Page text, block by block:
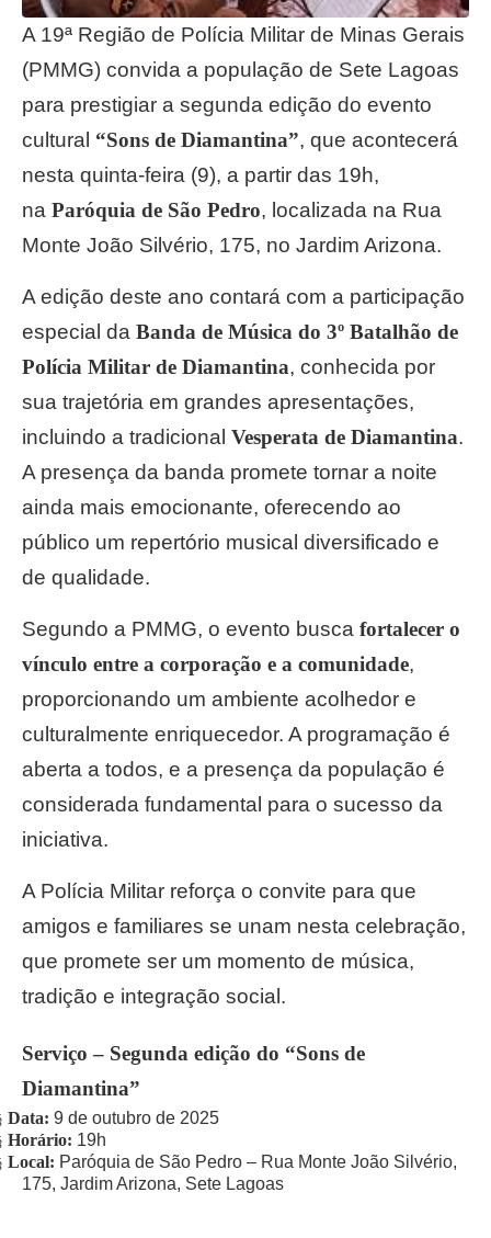
A 19ª Região de Polícia Militar de Minas Gerais
(PMMG) convida a população de Sete Lagoas
para prestigiar a segunda edição do evento
cultural “Sons de Diamantina”, que acontecerá
nesta quinta-feira (9), a partir das 19h,
naParóquia de São Pedro, localizada na Rua
Monte João Silvério, 175, no Jardim Arizona.
A edição deste ano contará com a participação
especial daBanda de Música do 3º Batalhão de
Polícia Militar de Diamantina, conhecida por
sua trajetória em grandes apresentações,
incluindo a tradicionalVesperata de Diamantina.
A presença da banda promete tornar a noite
ainda mais emocionante, oferecendo ao
público um repertório musical diversificado e
de qualidade.
Segundo a PMMG, o evento buscafortalecer o
vínculo entre a corporação e a comunidade,
proporcionando um ambiente acolhedor e
culturalmente enriquecedor. A programação é
aberta a todos, e a presença da população é
considerada fundamental para o sucesso da
iniciativa.
A Polícia Militar reforça o convite para que
amigos e familiares se unam nesta celebração,
que promete ser um momento de música,
tradição e integração social.
Serviço – Segunda edição do “Sons de
Diamantina”
Data: 9 de outubro de 2025
Horário: 19h
Local: Paróquia de São Pedro – Rua Monte João Silvério,
175, Jardim Arizona, Sete Lagoas